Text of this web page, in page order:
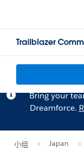
Trailblazer
Bring your
Dreamforce.
小组 Japan